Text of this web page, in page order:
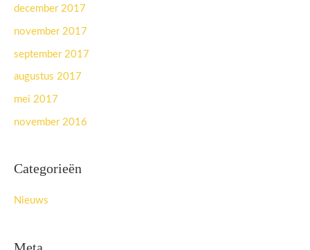
december 2017
november 2017
september 2017
augustus 2017
mei 2017
november 2016
Categorieën
Nieuws